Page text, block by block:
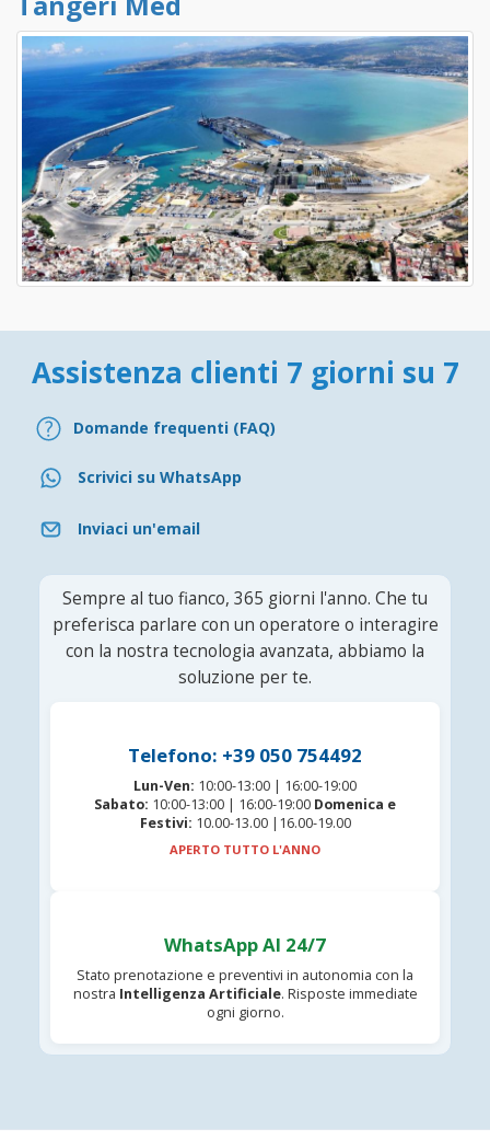
Assistenza clienti 7 giorni su 7
Domande frequenti (FAQ)
Scrivici su WhatsApp
Inviaci un'email
Sempre al tuo fianco, 365 giorni l'anno. Che tu
preferisca parlare con un operatore o interagire
con la nostra tecnologia avanzata, abbiamo la
soluzione per te.
Telefono: +39 050 754492
Lun-Ven: 10:00-13:00 | 16:00-19:00
Sabato: 10:00-13:00 | 16:00-19:00 Domenica e
Festivi: 10.00-13.00 |16.00-19.00
APERTO TUTTO L'ANNO
WhatsApp AI 24/7
Stato prenotazione e preventivi in autonomia con la
nostra Intelligenza Artificiale. Risposte immediate
ogni giorno.